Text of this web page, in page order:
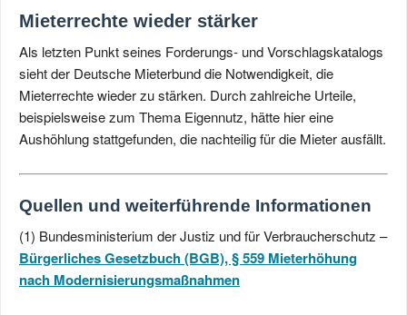
Mieterrechte wieder stärker
Als letzten Punkt seines Forderungs- und Vorschlagskatalogs
sieht der Deutsche Mieterbund die Notwendigkeit, die
Mieterrechte wieder zu stärken. Durch zahlreiche Urteile,
beispielsweise zum Thema Eigennutz, hätte hier eine
Aushöhlung stattgefunden, die nachteilig für die Mieter ausfällt.
Quellen und weiterführende Informationen
(1) Bundesministerium der Justiz und für Verbraucherschutz –
Bürgerliches Gesetzbuch (BGB), § 559 Mieterhöhung
nach Modernisierungsmaßnahmen